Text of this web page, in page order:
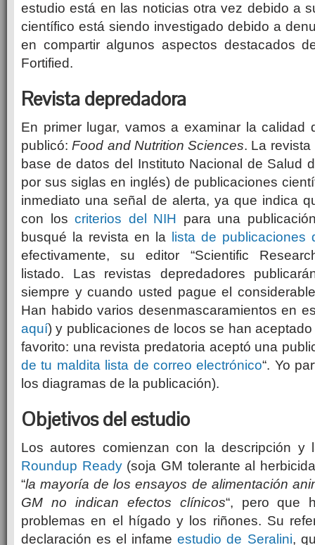
estudio está en las noticias otra vez debido a
científico está siendo investigado debido a
en compartir algunos aspectos destacados
Fortified.
Revista depredadora
En primer lugar, vamos a examinar la calidad
publicó:Food and Nutrition Sciences. La
base de datos del Instituto Nacional de Salud
por sus siglas en inglés) de publicaciones
inmediato una señal de alerta, ya que indica
con los criterios del NIH para una
busqué la revista en la
lista de publicaciones
efectivamente, su editor “Scientific
listado. Las revistas depredadores
siempre y cuando usted pague el
Han habido varios desenmascaramientos en
aquí) y publicaciones de locos se han
favorito: una revista predatoria aceptó una
de tu maldita lista de correo electrónico“. Yo
los diagramas de la publicación).
Objetivos del estudio
Los autores comienzan con la descripción
Roundup Ready (soja GM tolerante al
“la mayoría de los ensayos de alimentación
GM no indican efectos clínicos“, pero que
problemas en el hígado y los riñones. Su
declaración es el infameestudio de Seralini,